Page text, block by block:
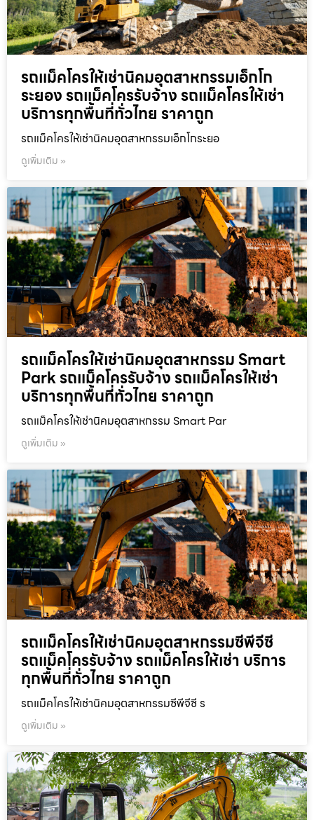
รถแม็คโครให้เช่านิคมอุตสาหกรรมเอ็กโก
ระยอง รถแม็คโครรับจ้าง รถแม็คโครให้เช่า
บริการทุกพื้นที่ทั่วไทย ราคาถูก
รถแม็คโครให้เช่านิคมอุตสาหกรรมเอ็กโกระยอ
ดูเพิ่มเติม »
รถแม็คโครให้เช่านิคมอุตสาหกรรม Smart
Park รถแม็คโครรับจ้าง รถแม็คโครให้เช่า
บริการทุกพื้นที่ทั่วไทย ราคาถูก
รถแม็คโครให้เช่านิคมอุตสาหกรรม Smart Par
ดูเพิ่มเติม »
รถแม็คโครให้เช่านิคมอุตสาหกรรมซีพีจีซี
รถแม็คโครรับจ้าง รถแม็คโครให้เช่า บริการ
ทุกพื้นที่ทั่วไทย ราคาถูก
รถแม็คโครให้เช่านิคมอุตสาหกรรมซีพีจีซี ร
ดูเพิ่มเติม »